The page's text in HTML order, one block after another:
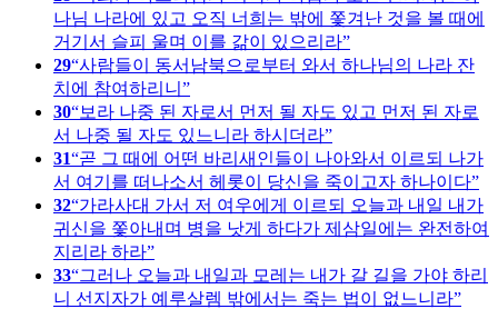
나님 나라에 있고 오직 너희는 밖에 쫓겨난 것을 볼 때에
거기서 슬피 울며 이를 갊이 있으리라
29 사람들이 동서남북으로부터 와서 하나님의 나라 잔
치에 참여하리니
30 보라 나중 된 자로서 먼저 될 자도 있고 먼저 된 자로
서 나중 될 자도 있느니라 하시더라
31 곧 그 때에 어떤 바리새인들이 나아와서 이르되 나가
서 여기를 떠나소서 헤롯이 당신을 죽이고자 하나이다
32 가라사대 가서 저 여우에게 이르되 오늘과 내일 내가
귀신을 쫓아내며 병을 낫게 하다가 제삼일에는 완전하여
지리라 하라
33 그러나 오늘과 내일과 모레는 내가 갈 길을 가야 하리
니 선지자가 예루살렘 밖에서는 죽는 법이 없느니라